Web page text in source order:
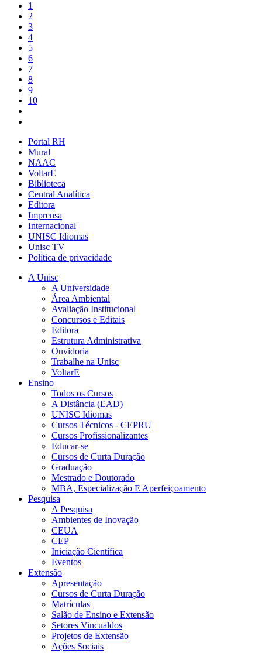
1
2
3
4
5
6
7
8
9
10
Portal RH
Mural
NAAC
VoltarE
Biblioteca
Central Analítica
Editora
Imprensa
Internacional
UNISC Idiomas
Unisc TV
Política de privacidade
A Unisc
A Universidade
Área Ambiental
Avaliação Institucional
Concursos e Editais
Editora
Estrutura Administrativa
Ouvidoria
Trabalhe na Unisc
VoltarE
Ensino
Todos os Cursos
A Distância (EAD)
UNISC Idiomas
Cursos Técnicos - CEPRU
Cursos Profissionalizantes
Educar-se
Cursos de Curta Duração
Graduação
Mestrado e Doutorado
MBA, Especialização E Aperfeiçoamento
Pesquisa
A Pesquisa
Ambientes de Inovação
CEUA
CEP
Iniciação Científica
Eventos
Extensão
Apresentação
Cursos de Curta Duração
Matrículas
Salão de Ensino e Extensão
Setores Vincualdos
Projetos de Extensão
Ações Sociais